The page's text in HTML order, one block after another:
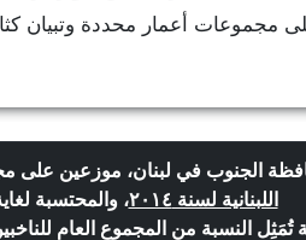
مجموعات أعمار محددة وتبيان
الجنوب في لبنان، موزعين على
اللبنانية لسنة ٢٠١٤
، والمحتسبة لغاية
تُمَثِل النسبة من المجموع العام